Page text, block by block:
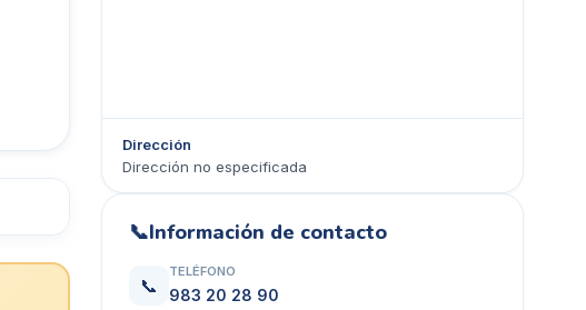
Dirección
Dirección no especificada
📞Información de contacto
📞
TELÉFONO
983 20 28 90